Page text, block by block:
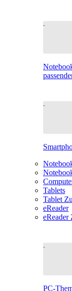
Tablets
Tablet
eReader
eReader
PC-